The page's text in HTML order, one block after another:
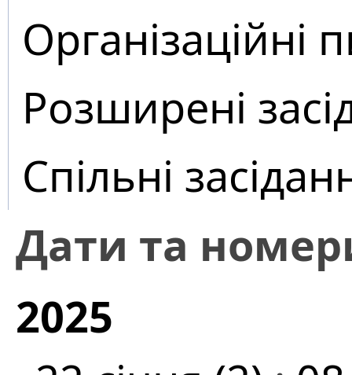
Організаційні
Розширені
Спільні
Дати та
2025